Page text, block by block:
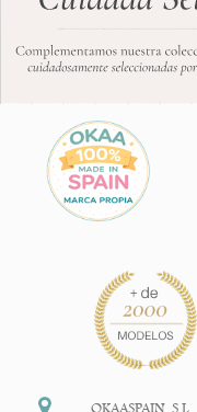
OKAASPAIN, S.L.